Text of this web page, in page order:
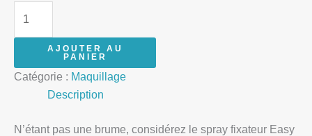
AJOUTER AU
PANIER
Catégorie : Maquillage
Description
N’étant pas une brume, considérez le spray fixateur Easy